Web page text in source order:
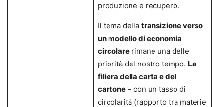
produzione e recupero.
Il tema della transizione verso
un modello di economia
circolarerimane una delle
priorità del nostro tempo. La
filiera della carta e del
cartone– con un tasso di
circolarità (rapporto tra materie